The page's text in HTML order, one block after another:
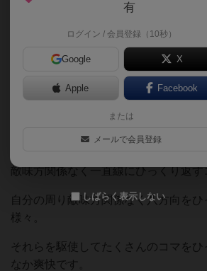
マジョリティルールでやりました。
要するに最後にたくさん自分のコマに
オセロと同じく挟んだ相手コマをひっ
それはあくまでも通常コマの場合。
特殊コマがあるところがこのゲームの
敵味方関係なく一直線にひっくり返す
自分の周り敵味方関係なく八方向を
様々。
それらを駆使してたくさんのコマを
なか爽快です。
有
ログイン / 会員登録（10秒）
Google X
Apple Facebook
または
メールで会員登録
しばらく表示しない